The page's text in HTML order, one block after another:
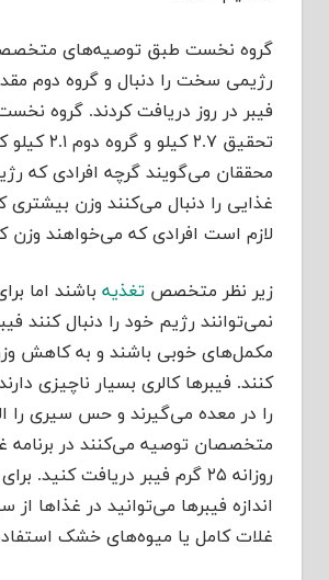
گروه نخست طبق توصیه‌های
رژیمی ‌سخت را دنبال و گروه دوم
فیبر در روز دریافت کردند. گروه
تحقیق ۲.۷ کیلو و
محققان می‌گویند گرچه افرادی که
غذایی را دنبال می‌کنند وزن
لازم است افرادی که می‌خواهند وزن
زیر نظر متخصص تغذیه باشند اما
نمی‌توانند رژیم خود را دنبال کنند
مکمل‌های خوبی باشند و به کاهش
کنند. فیبرها کالری بسیار ناچیزی
را در معده می‌گیرند و حس سیری را
متخصصان توصیه می‌کنند در برنامه
روزانه ۲۵ گرم فیبر دریافت کنید.
اندازه فیبر‌ها می‌توانید در غذاها از
غلات کامل یا میوه‌های خشک